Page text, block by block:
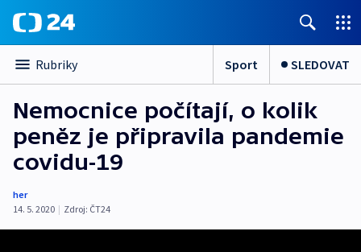
Rubriky Sport SLEDOVAT
Nemocnice počítají, o kolik
peněz je připravila pandemie
covidu-19
her
14. 5. 2020 | Zdroj: ČT24